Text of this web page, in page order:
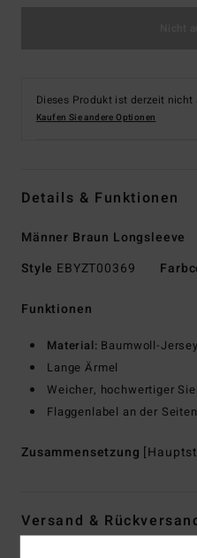
Dieses Produkt ist derzeit nicht
Kaufen Sie andere Optionen
Details & Funktionen
Männer Braun Longsleeve
Style EBYZT00369
Funktionen
Material: Baumwoll-
Lange Ärmel
Weicher, hochwertiger
Flaggenlabel an der
Zusammensetzung
Versand &